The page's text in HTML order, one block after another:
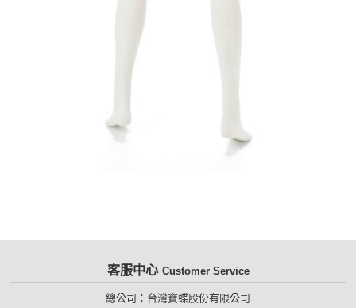
客服中心 Customer Service
總公司：台灣寶蝶股份有限公司